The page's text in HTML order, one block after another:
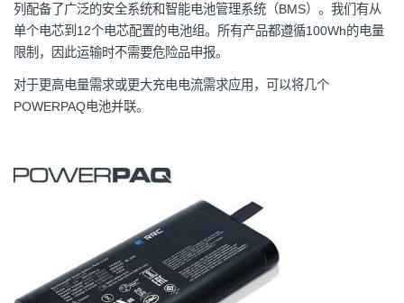
列配备了广泛的安全系统和智能电池管理系统（BMS）。我们有从
单个电芯到12个电芯配置的电池组。所有产品都遵循100Wh的电量
限制，因此运输时不需要危险品申报。
对于更高电量需求或更大充电电流需求应用，可以将几个
POWERPAQ电池并联。